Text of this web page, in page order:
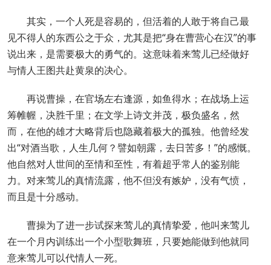
其实，一个人死是容易的，但活着的人敢于将自己最
见不得人的东西公之于众，尤其是把“身在曹营心在汉”的事
说出来，是需要极大的勇气的。这意味着来莺儿已经做好
与情人王图共赴黄泉的决心。
再说曹操，在官场左右逢源，如鱼得水；在战场上运
筹帷幄，决胜千里；在文学上诗文并茂，极负盛名，然
而，在他的雄才大略背后也隐藏着极大的孤独。他曾经发
出“对酒当歌，人生几何？譬如朝露，去日苦多！”的感慨。
他自然对人世间的至情和至性，有着超乎常人的鉴别能
力。对来莺儿的真情流露，他不但没有嫉妒，没有气愤，
而且是十分感动。
曹操为了进一步试探来莺儿的真情挚爱，他叫来莺儿
在一个月内训练出一个小型歌舞班，只要她能做到他就同
意来莺儿可以代情人一死。